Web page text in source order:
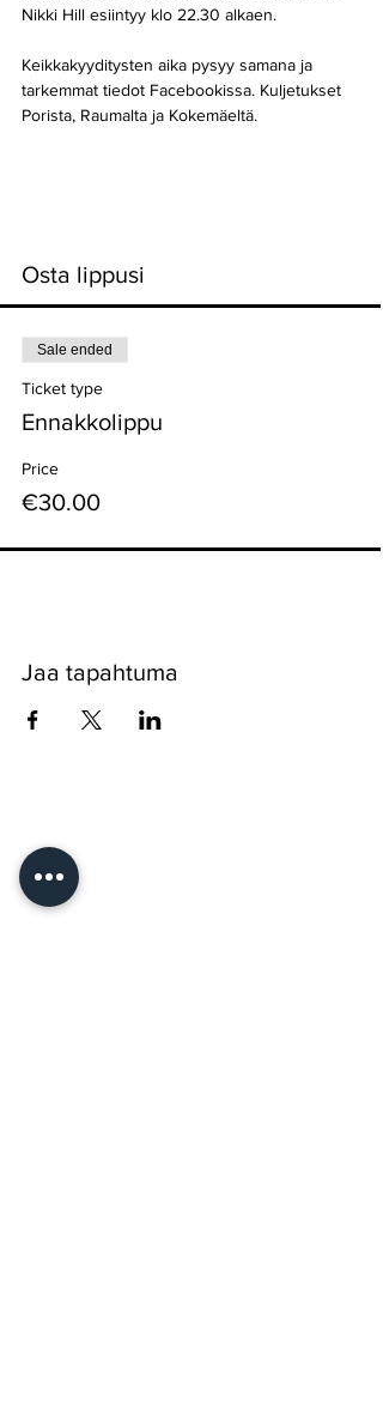
Nikki Hill esiintyy klo 22.30 alkaen.
Keikkakyyditysten aika pysyy samana ja
tarkemmat tiedot Facebookissa. Kuljetukset
Porista, Raumalta ja Kokemäeltä.
Osta lippusi
Sale ended
Ticket type
Ennakkolippu
Price
€30.00
Jaa tapahtuma
myynti@nakkilanverstas.fi
© 2026 Verstas ● Design: